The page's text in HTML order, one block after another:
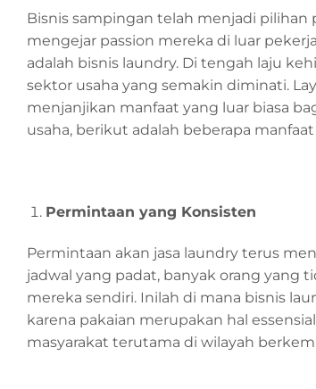
Bisnis sampingan telah menjadi
mengejar passion mereka di luar
adalah bisnis laundry. Di tengah laju
sektor usaha yang semakin diminati.
menjanjikan manfaat yang luar biasa
usaha, berikut adalah beberapa
Permintaan yang Konsisten
Permintaan akan jasa laundry terus
jadwal yang padat, banyak orang
mereka sendiri. Inilah di mana bisnis
karena pakaian merupakan hal
masyarakat terutama di wilayah